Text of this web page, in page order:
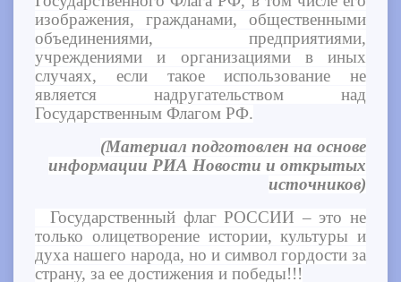
изображения, гражданами, общественными
объединениями, предприятиями,
учреждениями и организациями в иных
случаях, если такое использование не
является надругательством над
Государственным Флагом РФ.
(Материал подготовлен на основе
информации РИА Новости и открытых
источников)
Государственный флаг РОССИИ – это не
только олицетворение истории, культуры и
духа нашего народа, но и символ гордости за
страну, за ее достижения и победы!!!